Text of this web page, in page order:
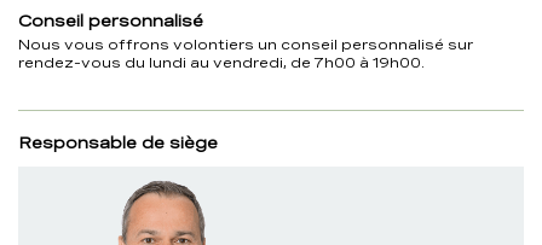
Conseil personnalisé
Nous vous offrons volontiers un conseil personnalisé sur
rendez-vous du lundi au vendredi, de 7h00 à 19h00.
Responsable de siège